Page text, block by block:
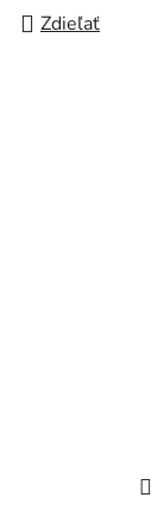
Zdieľať